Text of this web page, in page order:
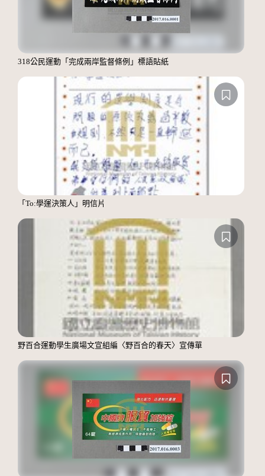
318公民運動「完成兩岸監督條例」標語貼紙
「To:學運決策人」明信片
野百合運動學生廣場文宣組編〈野百合的春天〉宣傳單